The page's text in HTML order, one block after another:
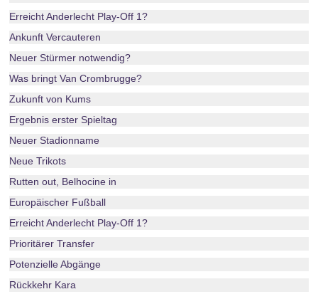
Erreicht Anderlecht Play-Off 1?
Ankunft Vercauteren
Neuer Stürmer notwendig?
Was bringt Van Crombrugge?
Zukunft von Kums
Ergebnis erster Spieltag
Neuer Stadionname
Neue Trikots
Rutten out, Belhocine in
Europäischer Fußball
Erreicht Anderlecht Play-Off 1?
Prioritärer Transfer
Potenzielle Abgänge
Rückkehr Kara